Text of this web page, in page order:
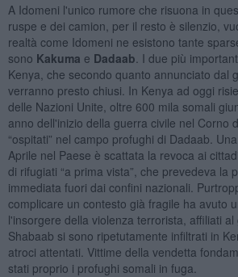
A Idomeni l'unico rumore che risuona in
ruspe e dei camion, per il resto è silenzio,
realtà come Idomeni ne esistono tante
sono Kakuma e Dadaab . I due più
Kenya, che secondo quanto annunciato dal
verranno presto chiusi. In Kenya ad oggi
delle Nazioni Unite, oltre 600 mila somali
anno dell'inizio della guerra civile nel Corno
“ospitati” nel campo profughi di Dadaab.
Aprile nel Paese è scattata la revoca ai
di rifugiati “a prima vista”, che prevedeva la
immediata fuori dai confini nazionali.
complicare un contesto già fragile ha avuto
l'insorgere della violenza terrorista, affiliati
Shabaab si sono ripetutamente infiltrati in
atroci attentati. Vittime della vendetta
stati proprio i profughi somali in fuga.